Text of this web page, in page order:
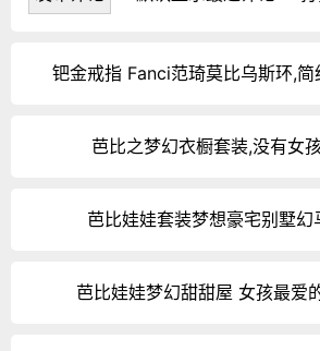
钯金戒指 Fanci范琦莫比乌斯环,
芭比之梦幻衣橱套装,没有女
芭比娃娃套装梦想豪宅别墅幻
芭比娃娃梦幻甜甜屋 女孩最爱